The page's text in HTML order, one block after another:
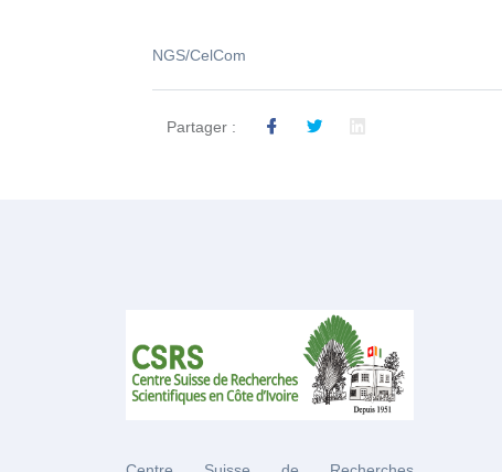
NGS/CelCom
Partager :